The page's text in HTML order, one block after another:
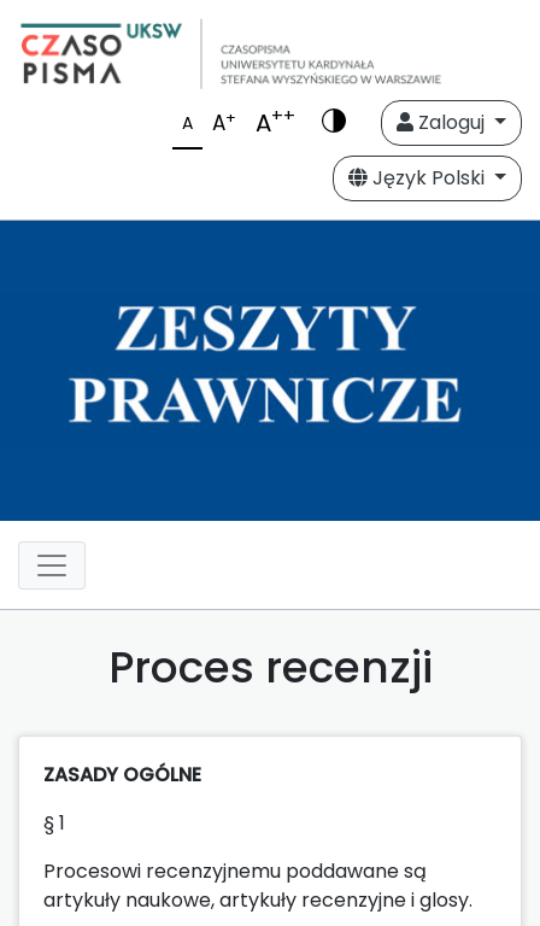
A A+ A++
Zaloguj
Język Polski
Proces recenzji
ZASADY OGÓLNE
§ 1
Procesowi recenzyjnemu poddawane są
artykuły naukowe, artykuły recenzyjne i glosy.